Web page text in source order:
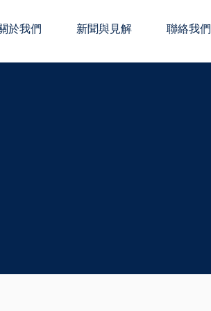
於我們 新聞與見解 聯絡我們